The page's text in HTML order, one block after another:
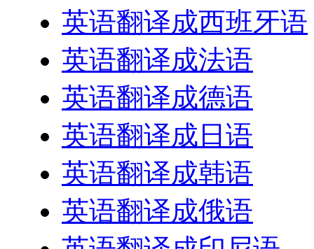
英语翻译成西班牙语
英语翻译成法语
英语翻译成德语
英语翻译成日语
英语翻译成韩语
英语翻译成俄语